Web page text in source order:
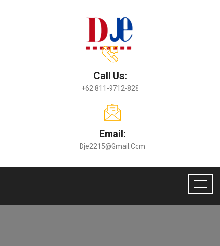
Call Us:
+62 811-9712-828
Email:
Dje2215@gmail.com